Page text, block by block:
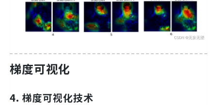
梯度可视化
4. 梯度可视化技术